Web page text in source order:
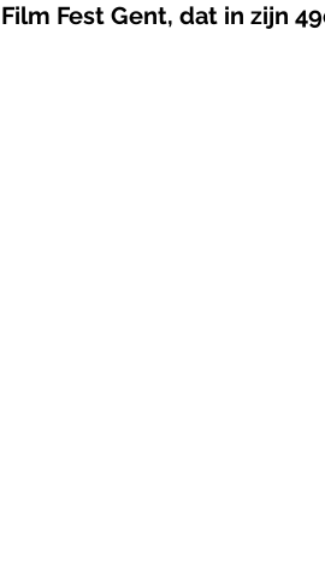
Fest Gent, dat in zijn